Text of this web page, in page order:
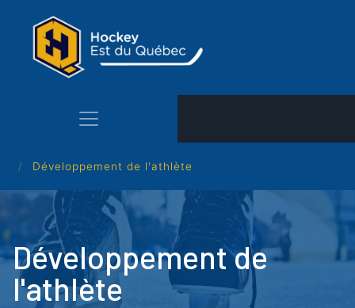
contenu
principal
Développement de l'athlète
Développement de
l'athlète